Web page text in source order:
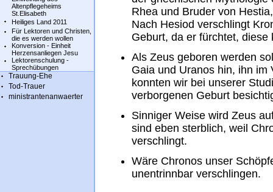
Altenpflegeheims
St.Elisabeth
Heiliges Land 2011
Für Lektoren und Christen,
die es werden wollen
Konversion - Einheit
Herzensanliegen Jesu
Lektorenschulung -
Sprechübungen
Trauung-Ehe
Tod-Trauer
ministrantenanwaerter
Rhea und Bruder von
Nach Hesiod verschlingt
Geburt, da er fürchtet,
Als Zeus geboren werden
Gaia und Uranos hin, ihn im
konnten wir bei unserer
verborgenen Geburt
Sinniger Weise wird Zeus
sind eben sterblich, weil
verschlingt.
Wäre Chronos unser
unentrinnbar verschlingen.